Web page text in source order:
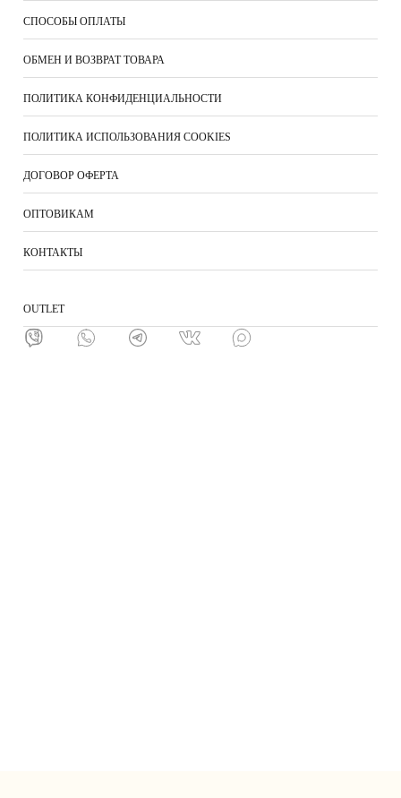
СПОСОБЫ ОПЛАТЫ
ОБМЕН И ВОЗВРАТ ТОВАРА
ПОЛИТИКА КОНФИДЕНЦИАЛЬНОСТИ
ПОЛИТИКА ИСПОЛЬЗОВАНИЯ COOKIES
ДОГОВОР ОФЕРТА
ОПТОВИКАМ
КОНТАКТЫ
ОUTLET